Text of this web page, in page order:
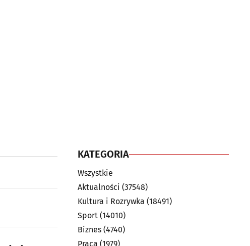
KATEGORIA
Wszystkie
Aktualności (37548)
Kultura i Rozrywka (18491)
Sport (14010)
Biznes (4740)
Praca (1979)